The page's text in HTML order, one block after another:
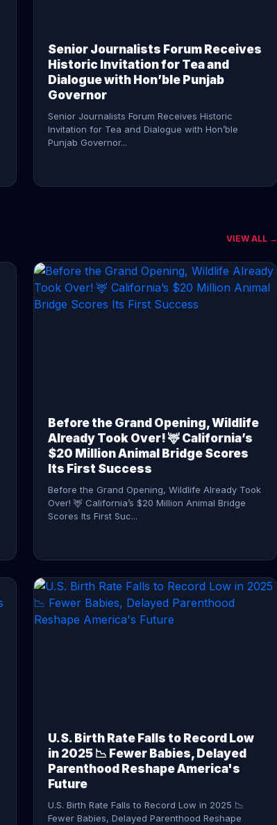
Senior Journalists Forum Receives
Historic Invitation for Tea and
Dialogue with Hon’ble Punjab
Governor
Senior Journalists Forum Receives Historic
Invitation for Tea and Dialogue with Hon’ble
Punjab Governor...
CONTINUE READING →
VIEW ALL →
Before the Grand Opening, Wildlife
Already Took Over! 🦌 California’s
$20 Million Animal Bridge Scores
Its First Success
Before the Grand Opening, Wildlife Already Took
Over! 🦌 California’s $20 Million Animal Bridge
Scores Its First Suc...
U.S. Birth Rate Falls to Record Low
in 2025 📉 Fewer Babies, Delayed
Parenthood Reshape America's
Future
U.S. Birth Rate Falls to Record Low in 2025 📉
Fewer Babies, Delayed Parenthood Reshape